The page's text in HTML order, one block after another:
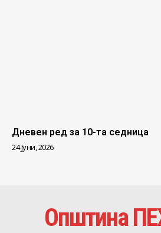
Дневен ред за 10-та седница
24 Јуни, 2026
Општина